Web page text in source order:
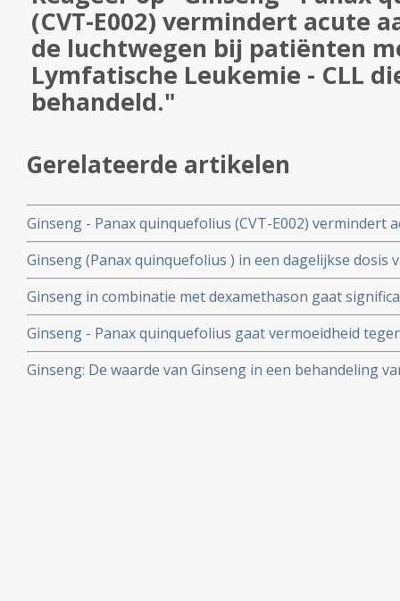
(CVT-E002) vermindert acute
de luchtwegen bij patiënten
Lymfatische Leukemie - CLL
behandeld."
Gerelateerde artikelen
Ginseng - Panax quinquefolius (CVT-E002) vermindert
luchtwegen bij patiënten met Chronische Lymfatische
behandeld.
Ginseng (Panax quinquefolius ) in een dagelijkse dosis
vermindert vermoeidheid bij meer dan de helft van
Artikel geplaatst 7 maart 2010
Ginseng in combinatie met dexamethason gaat
misselijkheid, overgeven, pijn en koorts tegen na
Embolisatie behandeling. Aldus een in vier groepen
Ginseng - Panax quinquefolius gaat vermoeidheid
dubbelblinde placebo gecontroleerde
Ginseng: De waarde van Ginseng in een behandeling